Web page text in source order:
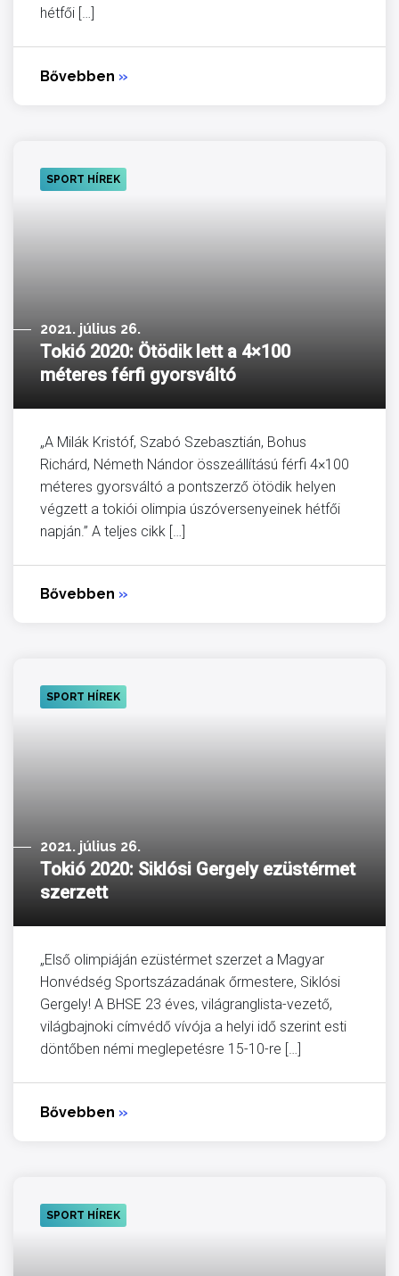
hétfői […]
Bővebben »
SPORT HÍREK
2021. július 26.
Tokió 2020: Ötödik lett a 4×100
méteres férfi gyorsváltó
„A Milák Kristóf, Szabó Szebasztián, Bohus
Richárd, Németh Nándor összeállítású férfi 4×100
méteres gyorsváltó a pontszerző ötödik helyen
végzett a tokiói olimpia úszóversenyeinek hétfői
napján.” A teljes cikk […]
Bővebben »
SPORT HÍREK
2021. július 26.
Tokió 2020: Siklósi Gergely ezüstérmet
szerzett
„Első olimpiáján ezüstérmet szerzet a Magyar
Honvédség Sportszázadának őrmestere, Siklósi
Gergely! A BHSE 23 éves, világranglista-vezető,
világbajnoki címvédő vívója a helyi idő szerint esti
döntőben némi meglepetésre 15-10-re […]
Bővebben »
SPORT HÍREK